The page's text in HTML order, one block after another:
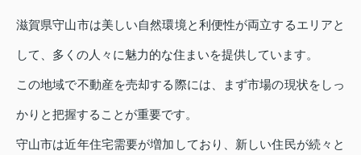
滋賀県守山市は美しい自然環境と利便性が両立するエリアと
して、多くの人々に魅力的な住まいを提供しています。
この地域で不動産を売却する際には、まず市場の現状をしっ
かりと把握することが重要です。
守山市は近年住宅需要が増加しており、新しい住民が続々と